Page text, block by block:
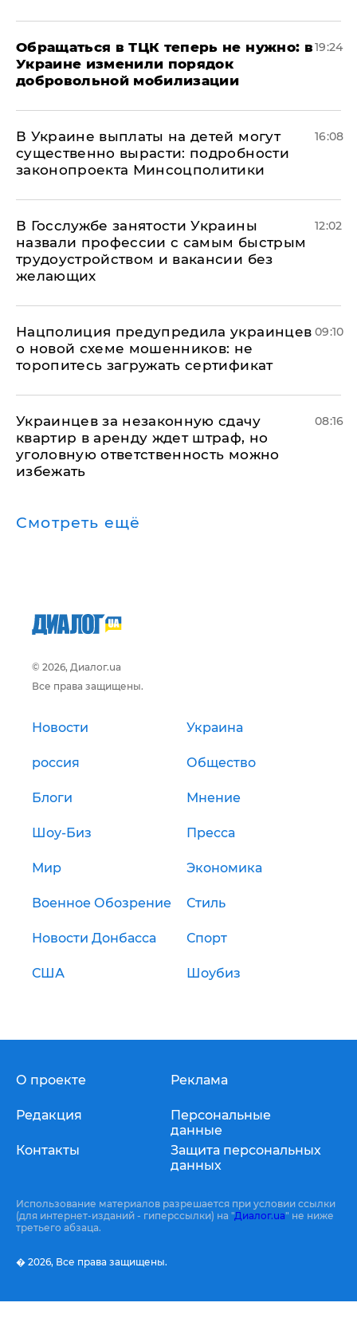
Обращаться в ТЦК теперь не нужно: в
Украине изменили порядок
добровольной мобилизации
19:24
В Украине выплаты на детей могут
существенно вырасти: подробности
законопроекта Минсоцполитики
16:08
В Госслужбе занятости Украины
назвали профессии с самым быстрым
трудоустройством и вакансии без
желающих
12:02
Нацполиция предупредила украинцев
о новой схеме мошенников: не
торопитесь загружать сертификат
09:10
Украинцев за незаконную сдачу
квартир в аренду ждет штраф, но
уголовную ответственность можно
избежать
08:16
Смотреть ещё
© 2026, Диалог.ua
Все права защищены.
Новости Украина
россия Общество
Блоги Мнение
Шоу-Биз Пресса
Мир Экономика
Военное Обозрение Стиль
Новости Донбасса Спорт
США Шоубиз
О проекте
Редакция
Контакты
Реклама
Персональные
данные
Защита персональных
данных
Использование материалов разрешается при условии ссылки
(для интернет-изданий - гиперссылки) на "Диалог.ua" не ниже
третьего абзаца.
� 2026, Все права защищены.